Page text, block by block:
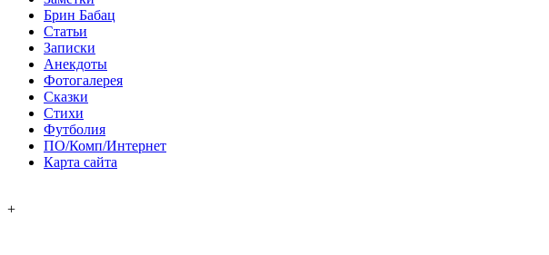
Брин Бабац
Статьи
Записки
Анекдоты
Фотогалерея
Сказки
Стихи
Футболия
ПО/Комп/Интернет
Карта сайта
+